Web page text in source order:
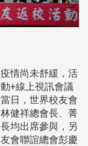
情尚未舒緩，活
+線上視訊會議
日，世界校友會
健祥總會長、菁
均出席參與，另
會聯誼總會彭慶